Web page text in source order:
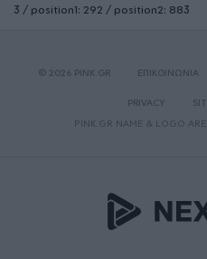
3 / position1: 292 / position2: 883
© 2026 PINK.GR ΕΠΙΚΟΙΝΩΝΙΑ
PRIVACY
PINK.GR NAME & LOGO ARE